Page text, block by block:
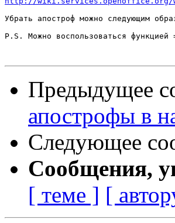
Убрать апостроф можно следующим
P.S. Можно воспользоваться
Предыдущее
апострофы в
Следующее
Сообщения,
[ теме ] [